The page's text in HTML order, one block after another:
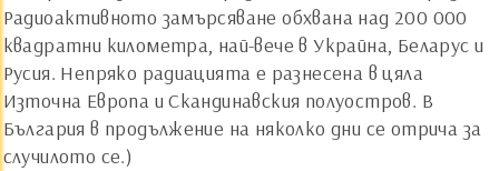
Радиоактивното замърсяване обхвана над 200 000
квадратни километра, най-вече в Украйна, Беларус и
Русия. Непряко радиацията е разнесена в цяла
Източна Европа и Скандинавския полуостров. В
България в продължение на няколко дни се отрича за
случилото се.)